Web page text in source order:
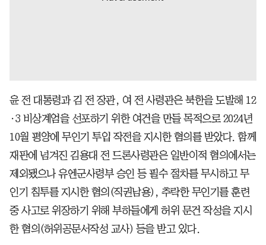
윤 전 대통령과 김 전 장관, 여 전 사령관은 북한을 도발해 12
·3 비상계엄을 선포하기 위한 여건을 만들 목적으로 2024년
10월 평양에 무인기 투입 작전을 지시한 혐의를 받았다. 함께
재판에 넘겨진 김용대 전 드론사령관은 일반이적 혐의에서는
제외됐으나 유엔군사령부 승인 등 필수 절차를 무시하고 무
인기 침투를 지시한 혐의(직권남용), 추락한 무인기를 훈련
중 사고로 위장하기 위해 부하들에게 허위 문건 작성을 지시
한 혐의(허위공문서작성 교사) 등을 받고 있다.